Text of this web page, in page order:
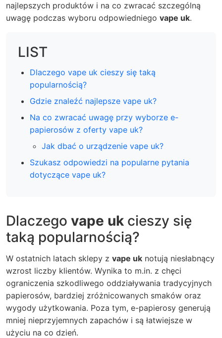
najlepszych produktów i na co zwracać szczególną
uwagę podczas wyboru odpowiedniego vape uk.
LIST
Dlaczego vape uk cieszy się taką
popularnością?
Gdzie znaleźć najlepsze vape uk?
Na co zwracać uwagę przy wyborze e-
papierosów z oferty vape uk?
Jak dbać o urządzenie vape uk?
Szukasz odpowiedzi na popularne pytania
dotyczące vape uk?
Dlaczego vape uk cieszy się
taką popularnością?
W ostatnich latach sklepy z vape uk notują niesłabnący
wzrost liczby klientów. Wynika to m.in. z chęci
ograniczenia szkodliwego oddziaływania tradycyjnych
papierosów, bardziej zróżnicowanych smaków oraz
wygody użytkowania. Poza tym, e-papierosy generują
mniej nieprzyjemnych zapachów i są łatwiejsze w
użyciu na co dzień.